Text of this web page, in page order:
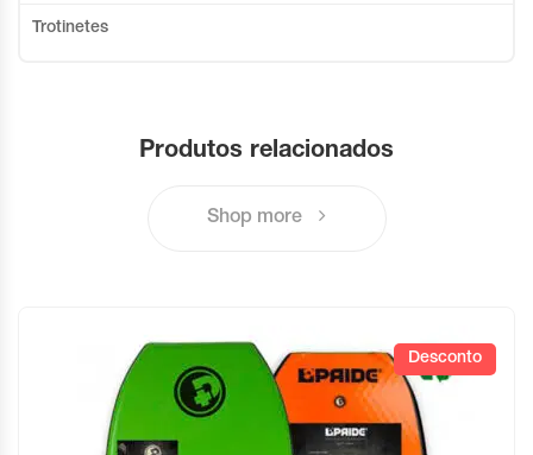
Trotinetes
Produtos relacionados
Shop more
Desconto